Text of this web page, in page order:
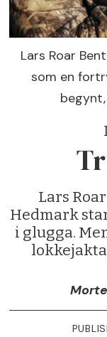
Lars Roar
som en
Lars
Hedmark
i glugga.